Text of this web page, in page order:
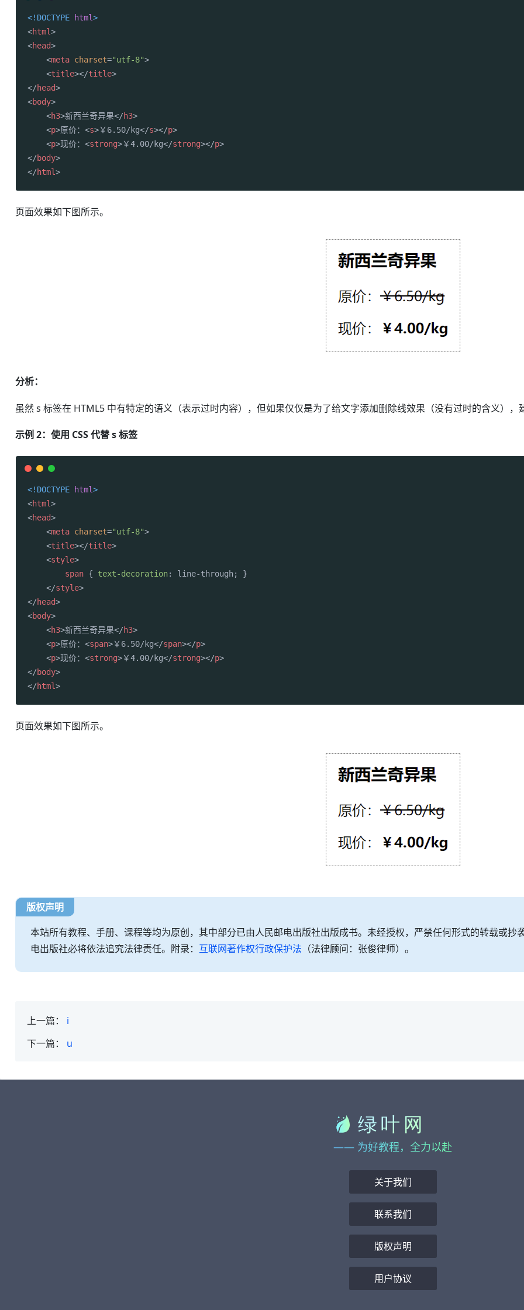
<!DOCTYPE html>
<html>
<head>
<meta charset="utf-8">
<title></title>
</head>
<body>
<h3>新西兰奇异果</h3>
<p>原价： <s>￥6.50/kg</s></p>
<p>现价： <strong>￥4.00/kg</strong></p>
</body>
</html>
页面效果如下图所示。
分析：
虽然 s 标签在 HTML5 中有特定的语义（表示过时内容），但如果仅仅是为了给文字添加删除线效果（没有过时的含义），
示例 2：使用 CSS 代替 s 标签
<!DOCTYPE html>
<html>
<head>
<meta charset="utf-8">
<title></title>
<style>
span { text-decoration: line-through; }
</style>
</head>
<body>
<h3>新西兰奇异果</h3>
<p>原价： <span>￥6.50/kg</span></p>
<p>现价： <strong>￥4.00/kg</strong></p>
</body>
</html>
页面效果如下图所示。
版权声明
本站所有教程、手册、课程等均为原创，其中部分已由人民邮电出版社出版成书。未经授权，严禁任何形式的转载或
电出版社必将依法追究法律责任。附录： 互联网著作权行政保护法 （法律顾问：张俊律师）。
上一篇： i
下一篇： u
—— 为好教程，全力以赴
关于我们
联系我们
版权声明
用户协议